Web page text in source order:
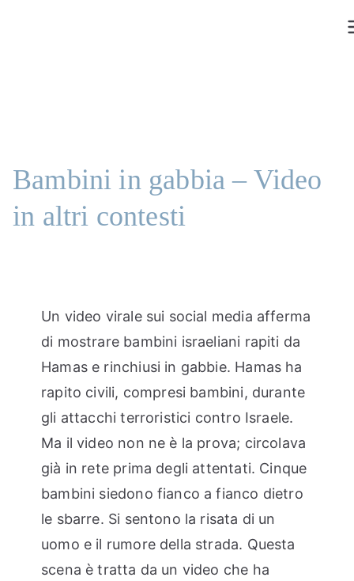
Bambini in gabbia – Video
in altri contesti
Un video virale sui social media afferma
di mostrare bambini israeliani rapiti da
Hamas e rinchiusi in gabbie. Hamas ha
rapito civili, compresi bambini, durante
gli attacchi terroristici contro Israele.
Ma il video non ne è la prova; circolava
già in rete prima degli attentati. Cinque
bambini siedono fianco a fianco dietro
le sbarre. Si sentono la risata di un
uomo e il rumore della strada. Questa
scena è tratta da un video che ha